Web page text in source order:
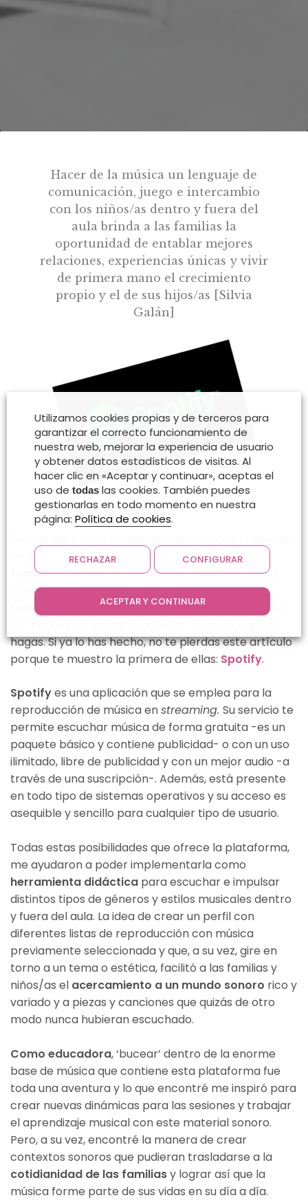
Hacer de la música un lenguaje de
comunicación, juego e intercambio
con los niños/as dentro y fuera del
aula brinda a las familias la
oportunidad de entablar mejores
relaciones, experiencias únicas y vivir
de primera mano el crecimiento
propio y el de sus hijos/as [Silvia
Galán]
de crear unmodelo de aprendizaje musical en
familia tanto dentro como fuera del aula, decidí
crear una serie de herramientas que las familias
pudieran disfrutar y de las que ser partícipes. Si aún
hagas. Si ya lo has hecho, no te pierdas este artículo
porque te muestro la primera de ellas: Spotify.
Spotifyes una aplicación que se emplea para la
reproducción de música enstreaming.Su servicio te
permite escuchar música de forma gratuita -es un
paquete básico y contiene publicidad- o con un uso
ilimitado, libre de publicidad y con un mejor audio -a
través de una suscripción-. Además, está presente
en todo tipo de sistemas operativos y su acceso es
asequible y sencillo para cualquier tipo de usuario.
Todas estas posibilidades que ofrece la plataforma,
me ayudaron a poder implementarla como
herramienta didáctica para escuchar e impulsar
distintos tipos de géneros y estilos musicales dentro
y fuera del aula. La idea de crear un perfil con
diferentes listas de reproducción con música
previamente seleccionada y que, a su vez, gire en
torno a un tema o estética, facilitó a las familias y
niños/as el acercamiento a un mundo sonoro rico y
variado y a piezas y canciones que quizás de otro
modo nunca hubieran escuchado.
Como educadora, ‘bucear’ dentro de la enorme
base de música que contiene esta plataforma fue
toda una aventura y lo que encontré me inspiró para
crear nuevas dinámicas para las sesiones y trabajar
el aprendizaje musical con este material sonoro.
Pero, a su vez, encontré la manera de crear
contextos sonoros que pudieran trasladarse a la
cotidianidad de las familiasy lograr así que la
música forme parte de sus vidas en su día a día.
Utilizamos cookies propias y de terceros para
garantizar el correcto funcionamiento de
nuestra web, mejorar la experiencia de usuario
y obtener datos estadísticos de visitas. Al
hacer clic en «Aceptar y continuar», aceptas el
uso de todas las cookies. También puedes
gestionarlas en todo momento en nuestra
página: Política de cookies.
RECHAZAR CONFIGURAR
ACEPTAR Y CONTINUAR